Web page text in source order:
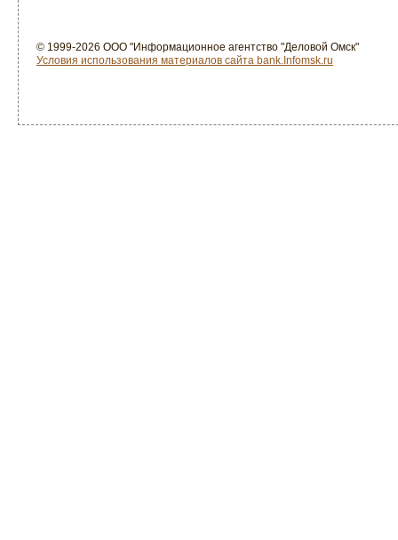
© 1999-2026 ООО "Информационное агентство "Деловой Омск"
Условия использования материалов сайта bank.Infomsk.ru